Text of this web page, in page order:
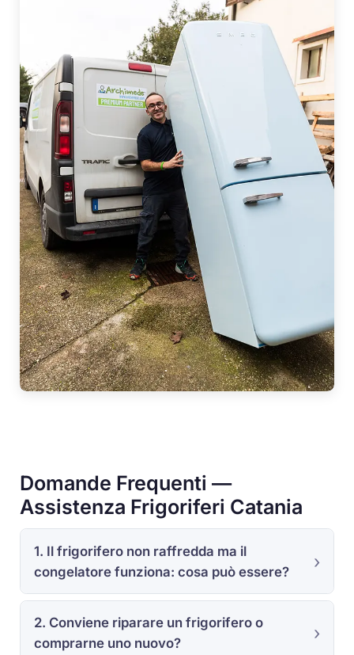
Domande Frequenti —
Assistenza Frigoriferi Catania
1. Il frigorifero non raffredda ma il
congelatore funziona: cosa può essere?
2. Conviene riparare un frigorifero o
comprarne uno nuovo?